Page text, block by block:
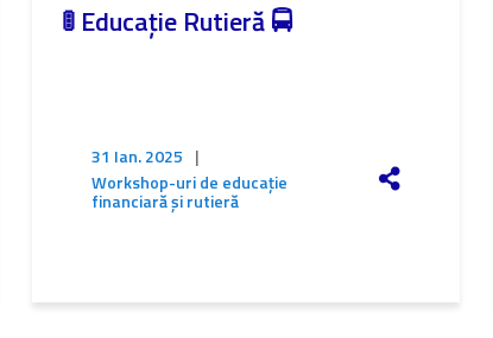
🚦 Educație Rutieră 🚍
31 Ian. 2025 |
Workshop-uri de educație
financiară și rutieră